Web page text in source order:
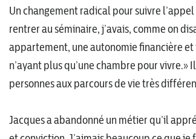
Un changement radical pour suivre
rentrer au séminaire, j’avais, comme on
appartement, une autonomie financière
n’ayant plus qu’une chambre pour
personnes aux parcours de vie très
Jacques a abandonné un métier qu’il